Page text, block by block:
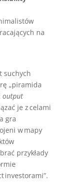
na
suchych
„piramida
output
je z celami
gra
w mapy
przykłady
investorami”.